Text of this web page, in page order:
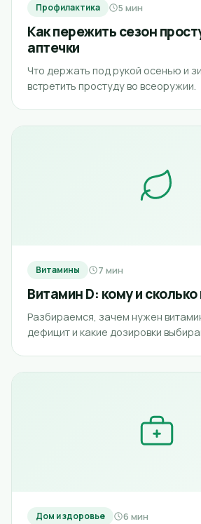
Профилактика 5 мин
Как пережить сезон
аптечки
Что держать под рукой осенью и
встретить простуду во всеоружии.
Витамины 7 мин
Витамин D: кому и
Разбираемся, зачем нужен
дефицит и какие дозировки
Дом и здоровье 6 мин